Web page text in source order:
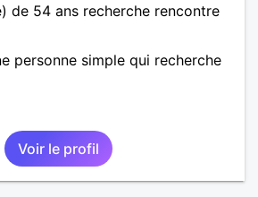
de 54 ans recherche rencontre
personne simple qui recherche
Voir le profil